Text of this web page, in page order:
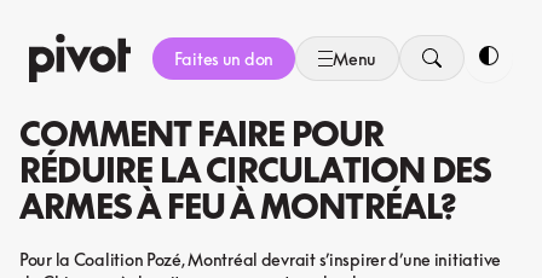
au
contenu
Faites un don Menu
COMMENT FAIRE POUR
RÉDUIRE LA CIRCULATION DES
ARMES À FEU À MONTRÉAL?
Pour la Coalition Pozé, Montréal devrait s’inspirer d’une initiative